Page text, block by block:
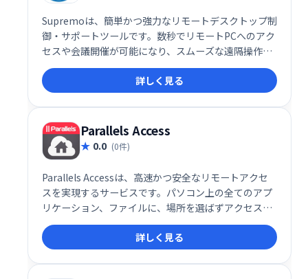
Supremoは、簡単かつ強力なリモートデスクトップ制
御・サポートツールです。数秒でリモートPCへのアク
セスや会議開催が可能になり、スムーズな遠隔操作を
実現します。
詳しく見る
Parallels Access
0.0 (0件)
Parallels Accessは、高速かつ安全なリモートアクセ
スを実現するサービスです。パソコン上の全てのアプ
リケーション、ファイルに、場所を選ばずアクセスで
きます。特にモバイルアプリは、優れた操作性と安定
した接続を提供し、快適なリモートワーク環境をサポ
ートします。 どこからでもシームレスにパソコンを操
作したい方におすすめです。
詳しく見る